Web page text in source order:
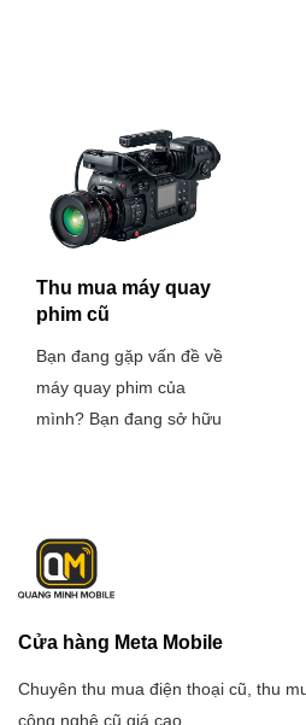
đưa ra con số hợp lý và
làm khách hàng luôn hài
lòng.
Thu mua máy quay
phim cũ
Bạn đang gặp vấn đề về
máy quay phim của
mình? Bạn đang sở hữu
thanh lý? Điều bạn lo
lắng và đau đầu là kiếm
phim cũ uy tín mà giá
Cửa hàng Meta Mobile
Chuyên thu mua điện thoại cũ, thu
công nghệ cũ giá cao.